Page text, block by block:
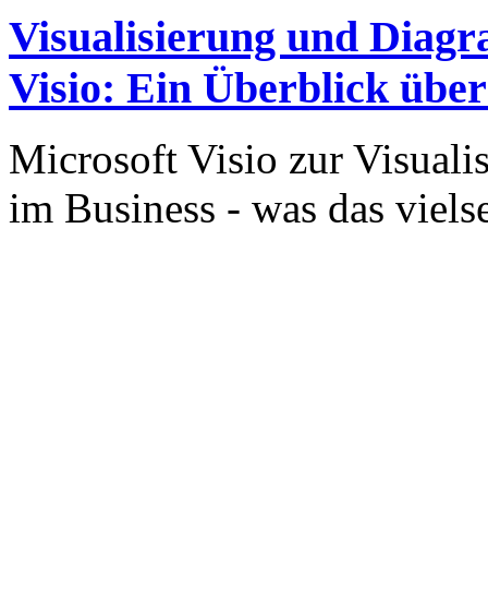
Visualisierung und
Visio: Ein Überblick
Microsoft Visio zur
im Business - was das